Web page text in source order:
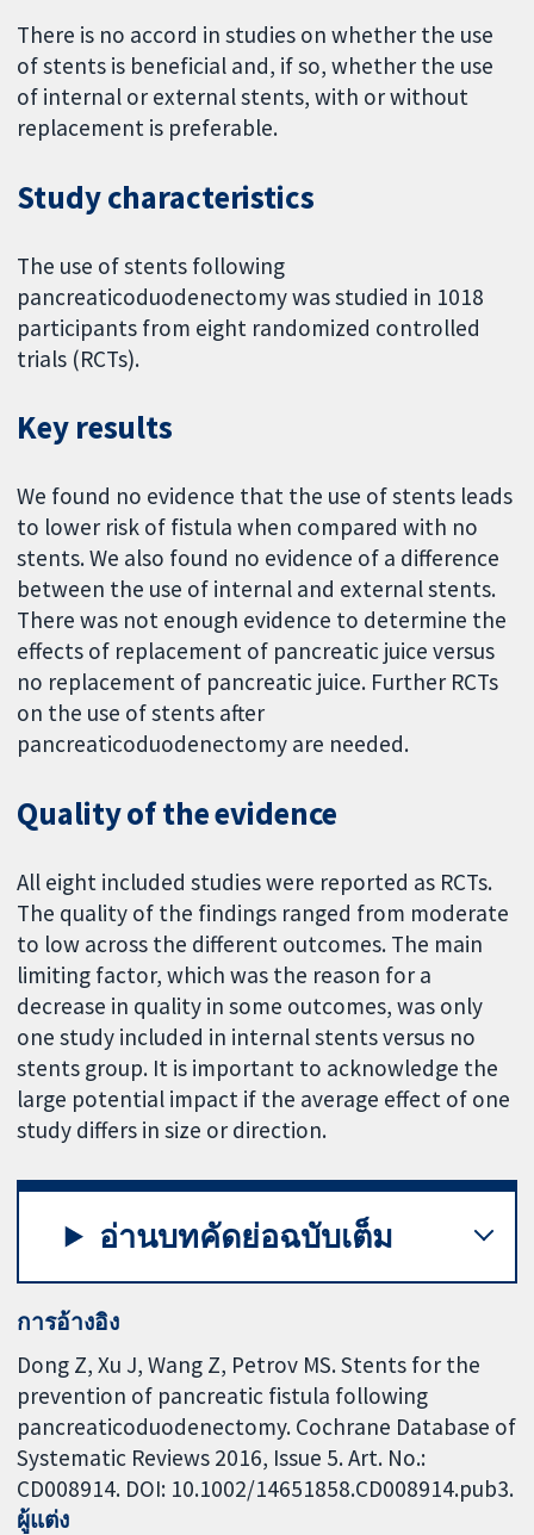
There is no accord in studies on whether the use
of stents is beneficial and, if so, whether the use
of internal or external stents, with or without
replacement is preferable.
Study characteristics
The use of stents following
pancreaticoduodenectomy was studied in 1018
participants from eight randomized controlled
trials (RCTs).
Key results
We found no evidence that the use of stents leads
to lower risk of fistula when compared with no
stents. We also found no evidence of a difference
between the use of internal and external stents.
There was not enough evidence to determine the
effects of replacement of pancreatic juice versus
no replacement of pancreatic juice. Further RCTs
on the use of stents after
pancreaticoduodenectomy are needed.
Quality of the evidence
All eight included studies were reported as RCTs.
The quality of the findings ranged from moderate
to low across the different outcomes. The main
limiting factor, which was the reason for a
decrease in quality in some outcomes, was only
one study included in internal stents versus no
stents group. It is important to acknowledge the
large potential impact if the average effect of one
study differs in size or direction.
อ่านบทคัดย่อฉบับเต็ม
การอ้างอิง
Dong Z, Xu J, Wang Z, Petrov MS. Stents for the
prevention of pancreatic fistula following
pancreaticoduodenectomy. Cochrane Database of
Systematic Reviews 2016, Issue 5. Art. No.:
CD008914. DOI: 10.1002/14651858.CD008914.pub3.
ผู้แต่ง